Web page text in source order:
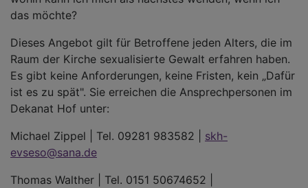
das möchte?
Dieses Angebot gilt für Betroffene jeden Alters, die im
Raum der Kirche sexualisierte Gewalt erfahren haben.
Es gibt keine Anforderungen, keine Fristen, kein „Dafür
ist es zu spät". Sie erreichen die Ansprechpersonen im
Dekanat Hof unter:
Michael Zippel | Tel. 09281 983582 | skh-
evseso@sana.de
Thomas Walther | Tel. 0151 50674652 |